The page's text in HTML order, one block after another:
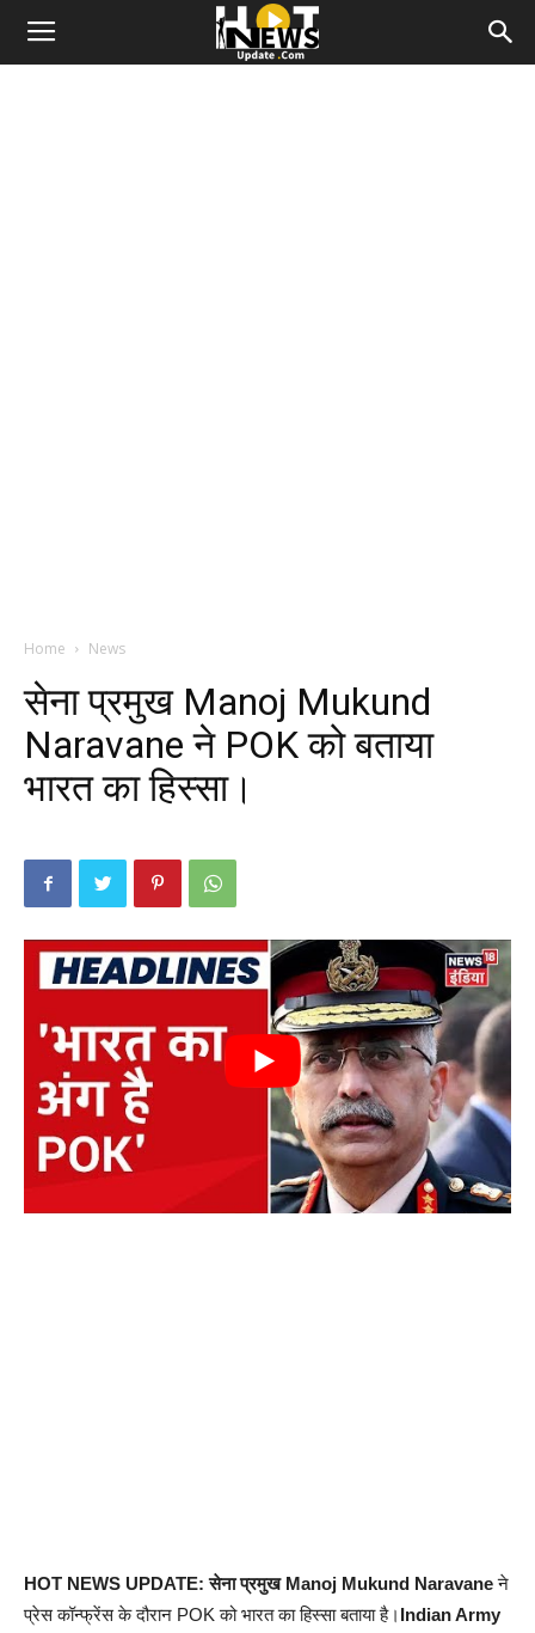
Home News
सेना प्रमुख Manoj Mukund
Naravane ने POK को बताया
भारत का हिस्सा।
HOT NEWS UPDATE: सेना प्रमुख Manoj Mukund Naravaneने
प्रेस कॉन्फ्रेंस के दौरान POK को भारत का हिस्सा बताया है। Indian Army